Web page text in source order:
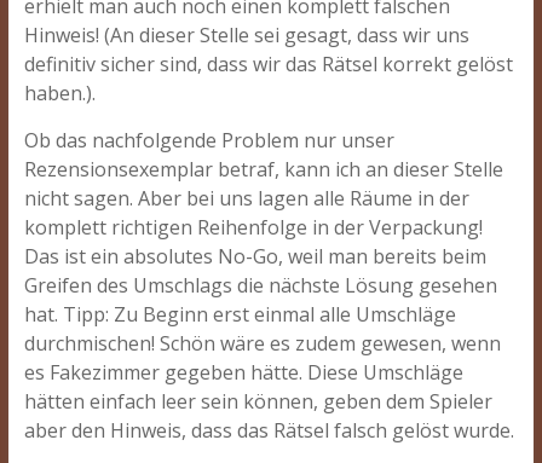
erhielt man auch noch einen komplett falschen
Hinweis! (An dieser Stelle sei gesagt, dass wir uns
definitiv sicher sind, dass wir das Rätsel korrekt gelöst
haben.).
Ob das nachfolgende Problem nur unser
Rezensionsexemplar betraf, kann ich an dieser Stelle
nicht sagen. Aber bei uns lagen alle Räume in der
komplett richtigen Reihenfolge in der Verpackung!
Das ist ein absolutes No-Go, weil man bereits beim
Greifen des Umschlags die nächste Lösung gesehen
hat. Tipp: Zu Beginn erst einmal alle Umschläge
durchmischen! Schön wäre es zudem gewesen, wenn
es Fakezimmer gegeben hätte. Diese Umschläge
hätten einfach leer sein können, geben dem Spieler
aber den Hinweis, dass das Rätsel falsch gelöst wurde.